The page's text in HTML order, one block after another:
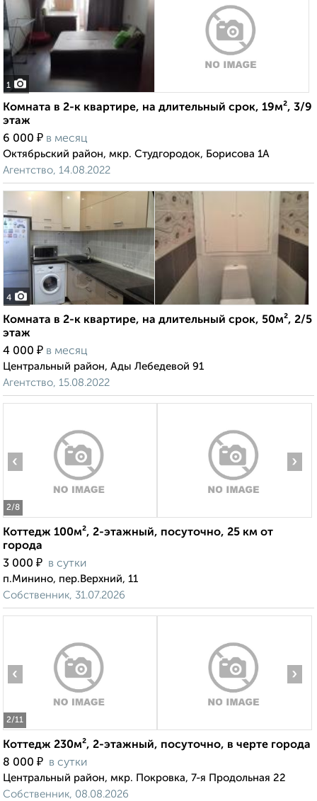
1
Комната в 2-к квартире, на длительный срок, 19м², 3/9
этаж
6 000 ₽ в месяц
Октябрьский район, мкр. Студгородок, Борисова 1А
Агентство, 14.08.2022
4
Комната в 2-к квартире, на длительный срок, 50м², 2/5
этаж
4 000 ₽ в месяц
Центральный район, Ады Лебедевой 91
Агентство, 15.08.2022
2/8
‹ ›
Коттедж 100м², 2-этажный, посуточно, 25 км от
города
3 000 ₽ в сутки
п.Минино, пер.Верхний, 11
Собственник, 31.07.2026
2/11
‹ ›
Коттедж 230м², 2-этажный, посуточно, в черте города
8 000 ₽ в сутки
Центральный район, мкр. Покровка, 7-я Продольная 22
Собственник, 08.08.2026